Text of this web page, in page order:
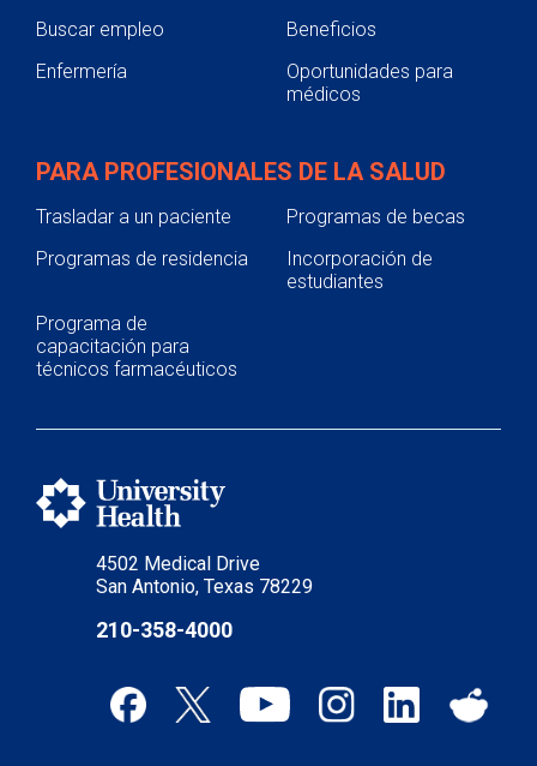
4502 Medical Drive
San Antonio, Texas 78229
210-358-4000
Buscar empleo
Beneficios
Enfermería
Oportunidades para
médicos
PARA PROFESIONALES DE LA SALUD
Trasladar a un paciente
Programas de becas
Programas de residencia
Incorporación de
estudiantes
Programa de
capacitación para
técnicos farmacéuticos